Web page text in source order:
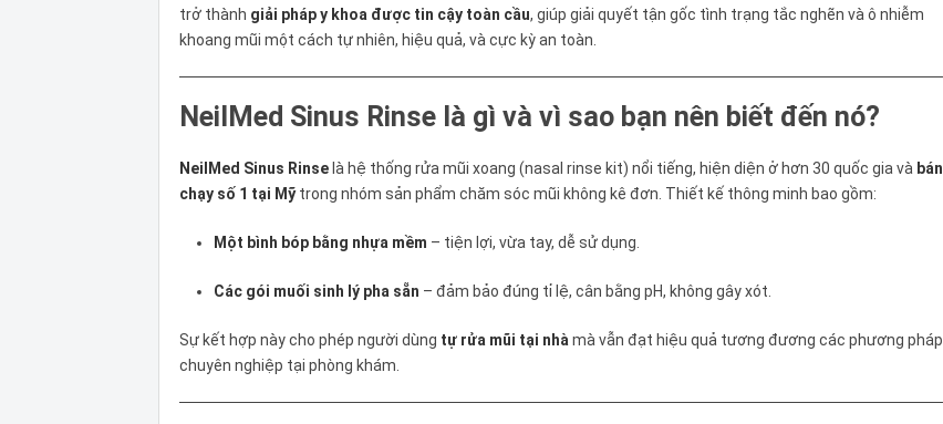
trở thành giải pháp y khoa được tin cậy toàn cầu, giúp giải quyết tận gốc tình trạng tắc nghẽn và ô nhiễm
khoang mũi một cách tự nhiên, hiệu quả, và cực kỳ an toàn.
NeilMed Sinus Rinse là gì và vì sao bạn nên biết đến nó?
NeilMed Sinus Rinse là hệ thống rửa mũi xoang (nasal rinse kit) nổi tiếng, hiện diện ở hơn 30 quốc gia và bán
chạy số 1 tại Mỹtrong nhóm sản phẩm chăm sóc mũi không kê đơn. Thiết kế thông minh bao gồm:
Một bình bóp bằng nhựa mềm – tiện lợi, vừa tay, dễ sử dụng.
Các gói muối sinh lý pha sẵn – đảm bảo đúng tỉ lệ, cân bằng pH, không gây xót.
Sự kết hợp này cho phép người dùng tự rửa mũi tại nhà mà vẫn đạt hiệu quả tương đương các phương pháp
chuyên nghiệp tại phòng khám.